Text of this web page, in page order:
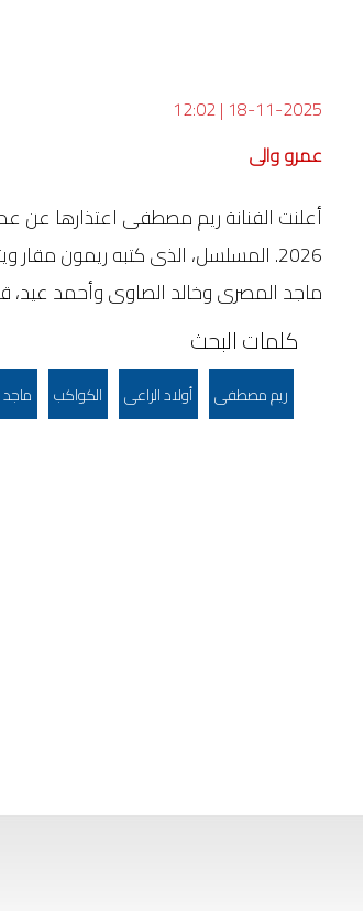
18-11-2025
|
12:02
عمرو والى
أعلنت الفنانة ريم مصطفى اعتذارها عن
ماجد المصرى وخالد الصاوى وأحمد
كلمات البحث
ريم مصطفى أولاد الراعى الكواكب